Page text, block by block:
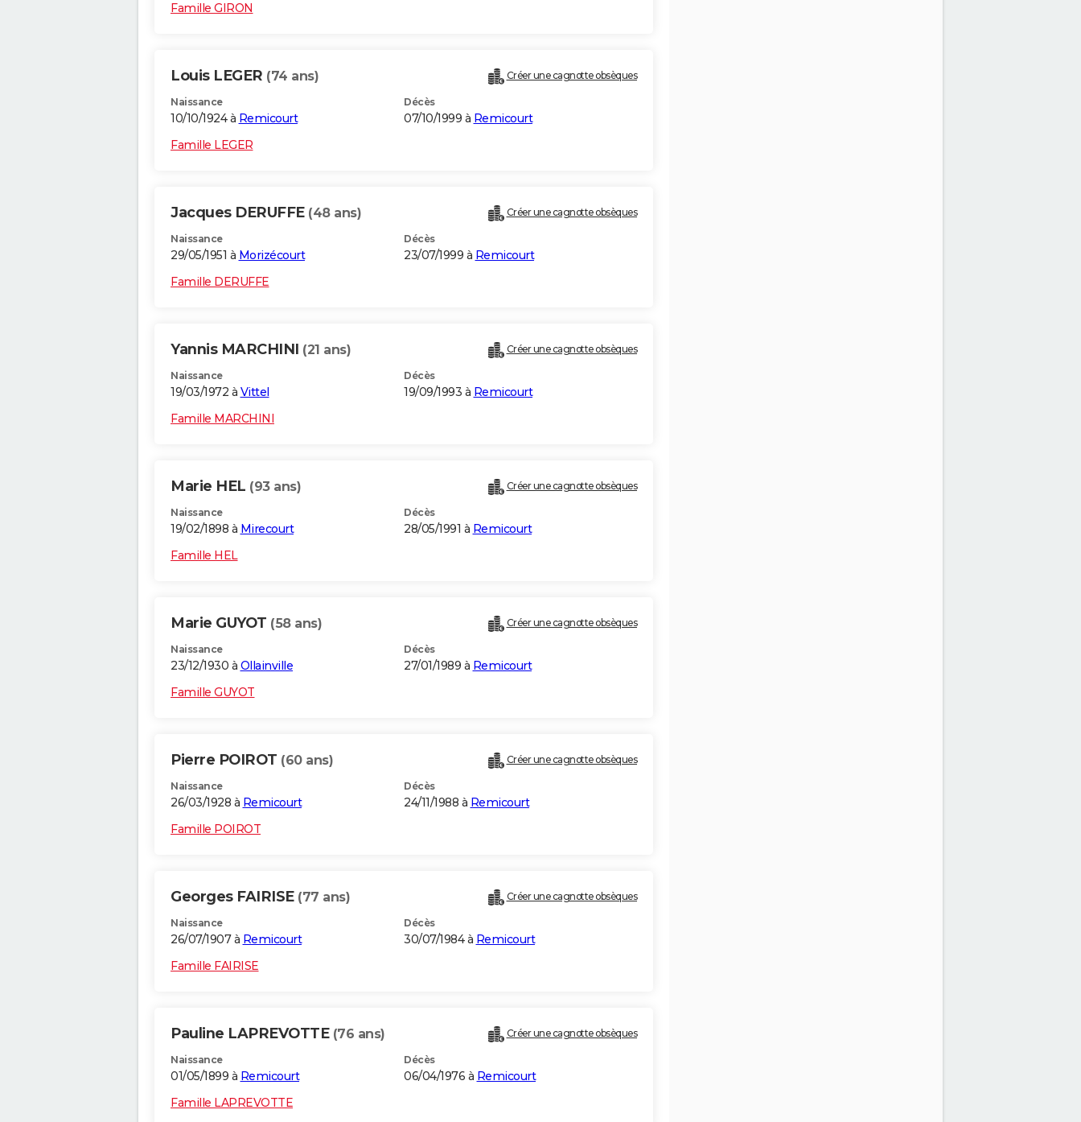
Famille GIRON
Louis LEGER (74 ans) Créer une cagnotte obsèques
Naissance
10/10/1924 à Remicourt
Décès
07/10/1999 à Remicourt
Famille LEGER
Jacques DERUFFE (48 ans) Créer une cagnotte obsèques
Naissance
29/05/1951 à Morizécourt
Décès
23/07/1999 à Remicourt
Famille DERUFFE
Yannis MARCHINI (21 ans) Créer une cagnotte obsèques
Naissance
19/03/1972 à Vittel
Décès
19/09/1993 à Remicourt
Famille MARCHINI
Marie HEL (93 ans) Créer une cagnotte obsèques
Naissance
19/02/1898 à Mirecourt
Décès
28/05/1991 à Remicourt
Famille HEL
Marie GUYOT (58 ans) Créer une cagnotte obsèques
Naissance
23/12/1930 à Ollainville
Décès
27/01/1989 à Remicourt
Famille GUYOT
Pierre POIROT (60 ans) Créer une cagnotte obsèques
Naissance
26/03/1928 à Remicourt
Décès
24/11/1988 à Remicourt
Famille POIROT
Georges FAIRISE (77 ans) Créer une cagnotte obsèques
Naissance
26/07/1907 à Remicourt
Décès
30/07/1984 à Remicourt
Famille FAIRISE
Pauline LAPREVOTTE (76 ans) Créer une cagnotte obsèques
Naissance
01/05/1899 à Remicourt
Décès
06/04/1976 à Remicourt
Famille LAPREVOTTE